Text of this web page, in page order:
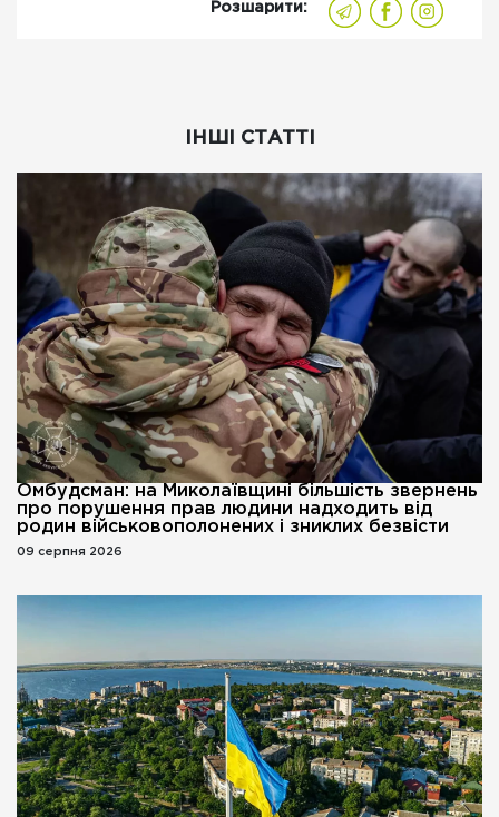
Розшарити:
ІНШІ СТАТТІ
Омбудсман: на Миколаївщині більшість звернень
про порушення прав людини надходить від
родин військовополонених і зниклих безвісти
09 серпня 2026